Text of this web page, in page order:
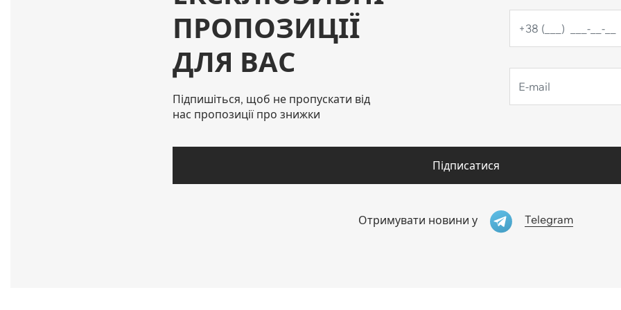
ПРОПОЗИЦІЇ
ДЛЯ ВАС
Підпишіться, щоб не пропускати від
нас пропозиції про знижки
Підписатися
Отримувати новини у Telegram